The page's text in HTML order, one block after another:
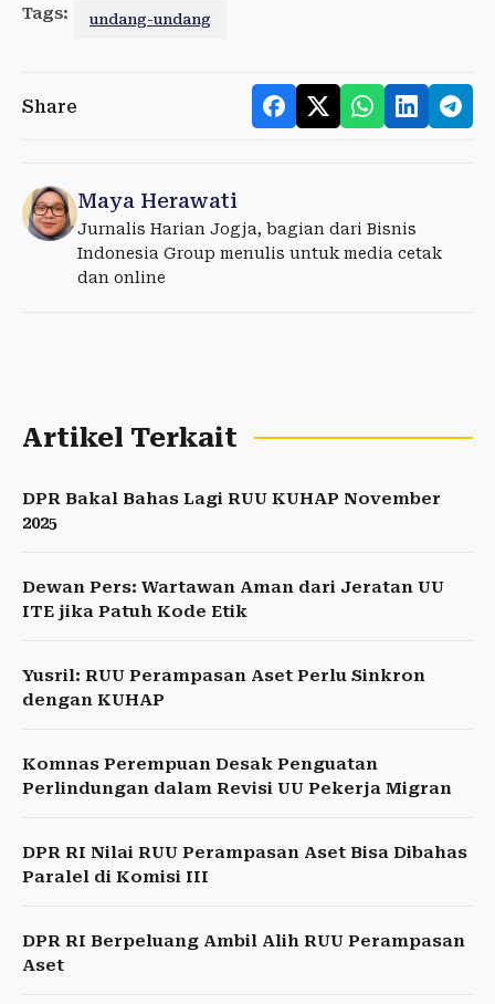
Tags: undang-undang
Share
Maya Herawati
Jurnalis Harian Jogja, bagian dari Bisnis
Indonesia Group menulis untuk media cetak
dan online
Artikel Terkait
DPR Bakal Bahas Lagi RUU KUHAP November
2025
Dewan Pers: Wartawan Aman dari Jeratan UU
ITE jika Patuh Kode Etik
Yusril: RUU Perampasan Aset Perlu Sinkron
dengan KUHAP
Komnas Perempuan Desak Penguatan
Perlindungan dalam Revisi UU Pekerja Migran
DPR RI Nilai RUU Perampasan Aset Bisa Dibahas
Paralel di Komisi III
DPR RI Berpeluang Ambil Alih RUU Perampasan
Aset